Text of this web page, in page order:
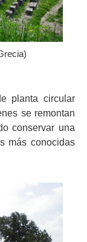
planta circular
se remontan
conservar una
más conocidas